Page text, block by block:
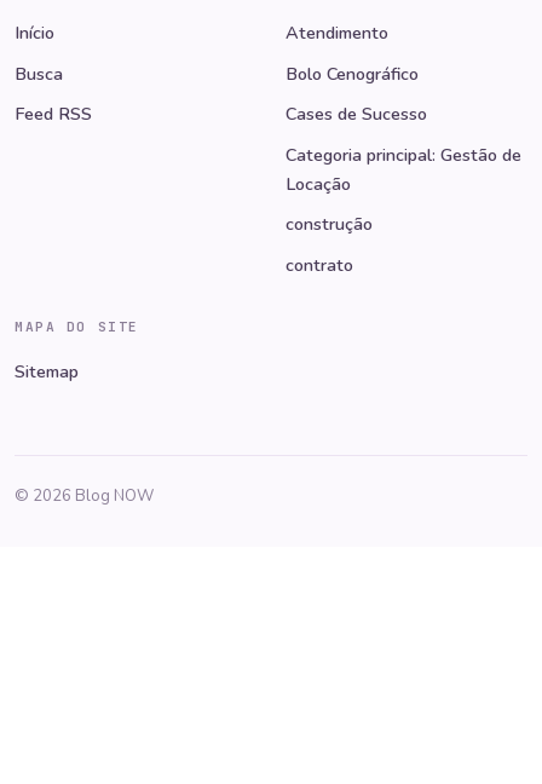
Início
Busca
Feed RSS
Atendimento
Bolo Cenográfico
Cases de Sucesso
Categoria principal: Gestão de
Locação
construção
contrato
MAPA DO SITE
Sitemap
© 2026 Blog NOW